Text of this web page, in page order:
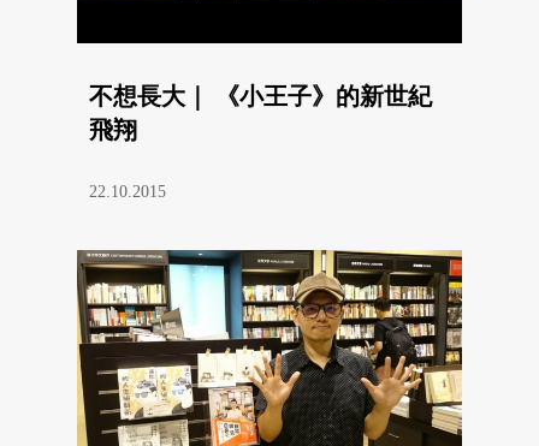
不想長大｜ 《小王子》的新世紀
飛翔
22.10.2015